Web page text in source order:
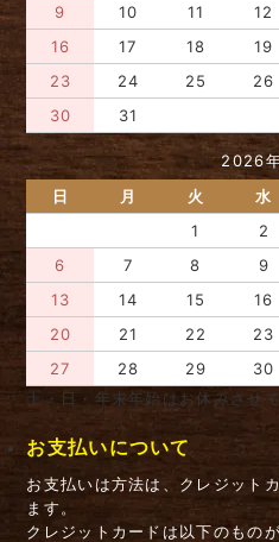
9
10 11 12
16
17 18 19
23
24 25 26
30
31
2026
日
月 火 水
1
2
6
7 8 9
13
14 15 16
20
21 22 23
27
28 29
30
土・日・年末年始はお休みさせ
お支払いについて
お支払いは方法は、クレジット
ます。
クレジットカードは以下のもの